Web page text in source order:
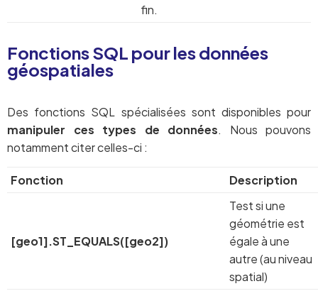
fin.
Fonctions SQL pour les données
géospatiales
Des fonctions SQL spécialisées sont disponibles pour
manipuler ces types de données. Nous pouvons
notamment citer celles-ci :
Fonction Description
[geo1].ST_EQUALS([geo2])
Test si une
géométrie est
égale à une
autre (au niveau
spatial)